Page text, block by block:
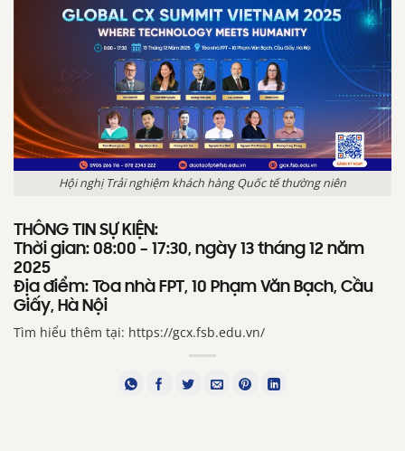
Hội nghị Trải nghiệm khách hàng Quốc tế thường niên
THÔNG TIN SỰ KIỆN:
Thời gian: 08:00 – 17:30, ngày 13 tháng 12 năm
2025
Địa điểm: Tòa nhà FPT, 10 Phạm Văn Bạch, Cầu
Giấy, Hà Nội
Tìm hiểu thêm tại: https://gcx.fsb.edu.vn/